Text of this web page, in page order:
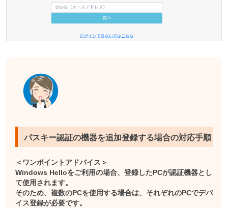
パスキー認証の機器を追加登録する場合の対応手順
＜ワンポイントアドバイス＞
Windows Helloをご利用の場合、登録したPCが認証機器とし
て使用されます。
そのため、複数のPCを使用する場合は、それぞれのPCでデバ
イス登録が必要です。